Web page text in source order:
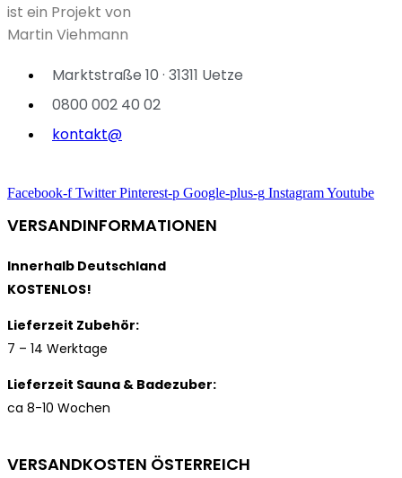
ist ein Projekt von
Martin Viehmann
Marktstraße 10 · 31311 Uetze
0800 002 40 02
kontakt@
Facebook-f Twitter Pinterest-p Google-plus-g InstagramYoutube
VERSANDINFORMATIONEN
Innerhalb Deutschland
KOSTENLOS!
Lieferzeit Zubehör:
7 – 14 Werktage
Lieferzeit Sauna & Badezuber:
ca 8-10 Wochen
VERSANDKOSTEN ÖSTERREICH